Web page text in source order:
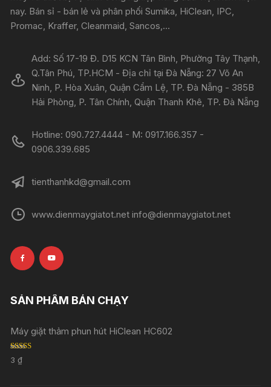
nay. Bán sỉ - bán lẻ và phân phối Sumika, HiClean, IPC,
Promac, Kraffer, Cleanmaid, Sancos,...
Add: Số 17-19 Đ. D15 KCN Tân Bình, Phường Tây Thạnh,
Q.Tân Phú, TP.HCM - Địa chỉ tại Đà Nẵng: 27 Võ An
Ninh, P. Hòa Xuân, Quận Cẩm Lệ, TP. Đà Nẵng - 385B
Hải Phòng, P. Tân Chính, Quận Thanh Khê, TP. Đà Nẵng
Hotline: 090.727.4444 - M: 0917.166.357 -
0906.339.685
tienthanhkd@gmail.com
www.dienmaygiatot.net info@dienmaygiatot.net
SẢN PHẨM BÁN CHẠY
Máy giặt thảm phun hút HiClean HC602
Rated
out of 5
3₫